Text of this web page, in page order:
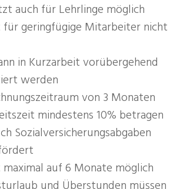
auch für Lehrlinge möglich
geringfügige Mitarbeiter nicht
in Kurzarbeit vorübergehend
werden
von 3 Monaten
mindestens 10% betragen
Sozialversicherungsabgaben
auf 6 Monate möglich